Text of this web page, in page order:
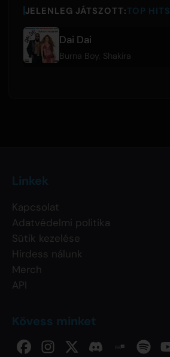
JELENLEG JÁTSZOTT:TOP HITS
Dai Dai
Burna Boy, Shakira
Linkek
Kapcsolat
Adatvédelmi politika
Sütik kezelése
Hirdess nálunk
Merch
API
Kövess minket